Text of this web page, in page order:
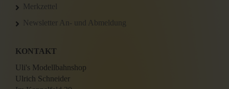
Merkzettel
Newsletter An- und Abmeldung
KONTAKT
Uli's Modellbahnshop
Ulrich Schneider